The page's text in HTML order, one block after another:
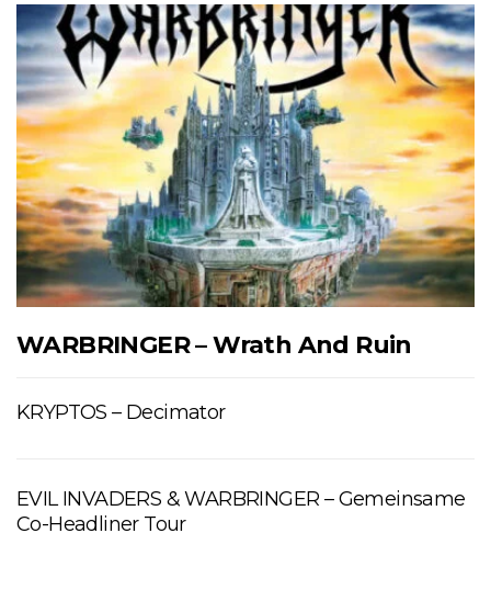
WARBRINGER – Wrath And Ruin
KRYPTOS – Decimator
EVIL INVADERS & WARBRINGER – Gemeinsame
Co-Headliner Tour